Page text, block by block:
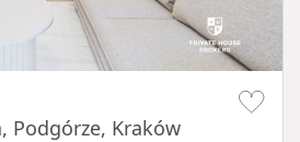
Podgórze, Kraków